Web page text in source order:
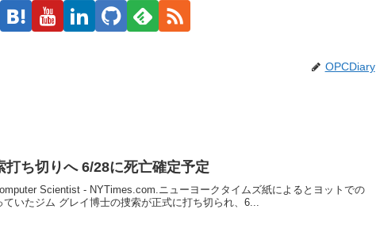
OPCDiary
打ち切りへ 6/28に死亡確定予定
Scientist - NYTimes.com.ニューヨークタイムズ紙によるとヨットでの
いたジム グレイ博士の捜索が正式に打ち切られ、6...